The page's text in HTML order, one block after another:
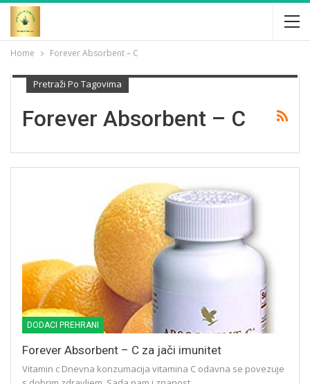
Home Forever Absorbent – C
Pretraži Po Tagovima
Forever Absorbent – C
DODACI PREHRANI
Forever Absorbent – C za jači imunitet
Vitamin c Dnevna konzumacija vitamina C odavna se povezuje